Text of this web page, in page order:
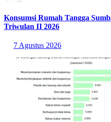
Konsumsi Rumah Tangga
Triwulan II 2026
7 Agustus 2026